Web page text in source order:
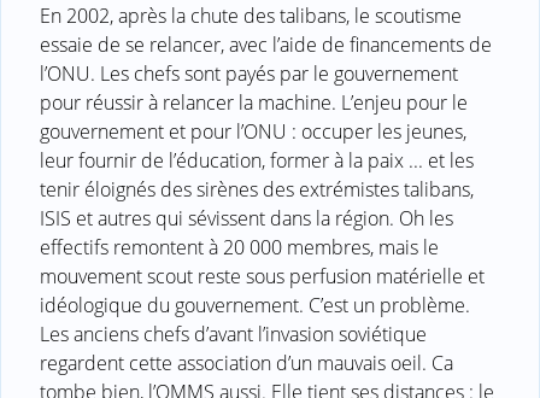
En 2002, après la chute des talibans, le scoutisme
essaie de se relancer, avec l’aide de financements de
l’ONU. Les chefs sont payés par le gouvernement
pour réussir à relancer la machine. L’enjeu pour le
gouvernement et pour l’ONU : occuper les jeunes,
leur fournir de l’éducation, former à la paix ... et les
tenir éloignés des sirènes des extrémistes talibans,
ISIS et autres qui sévissent dans la région. Oh les
effectifs remontent à 20 000 membres, mais le
mouvement scout reste sous perfusion matérielle et
idéologique du gouvernement. C’est un problème.
Les anciens chefs d’avant l’invasion soviétique
regardent cette association d’un mauvais oeil. Ca
tombe bien, l’OMMS aussi. Elle tient ses distances : le